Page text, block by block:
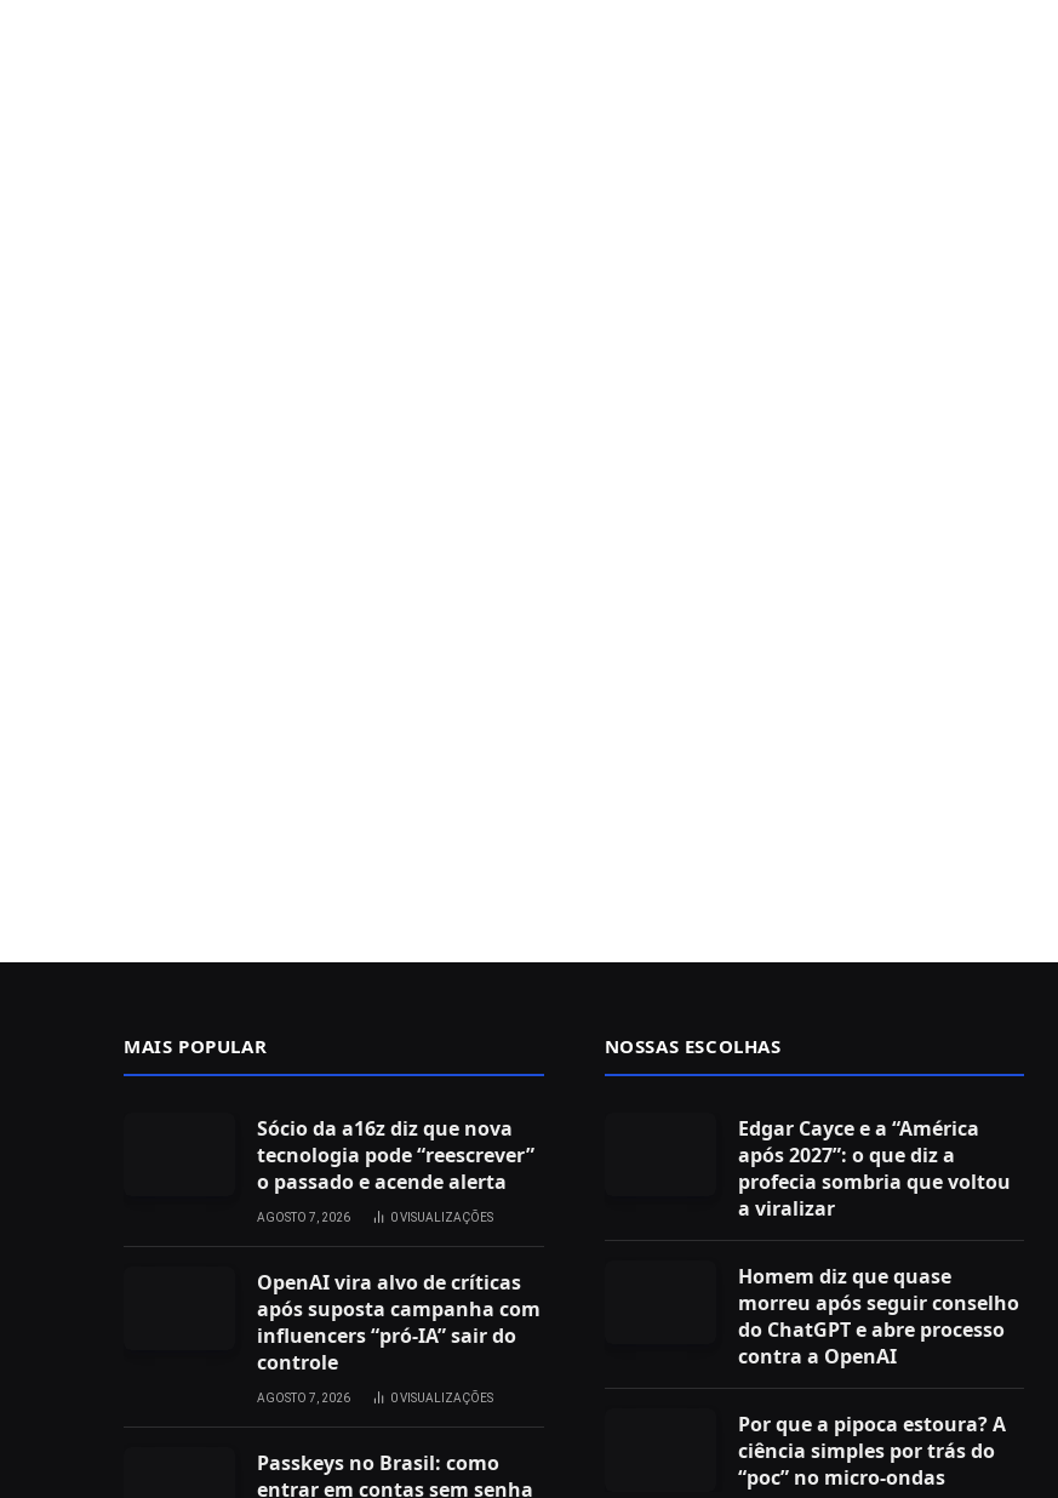
MAIS POPULAR
Sócio da a16z diz que nova
tecnologia pode “reescrever”
o passado e acende alerta
AGOSTO 7, 2026 0VISUALIZAÇÕES
OpenAI vira alvo de críticas
após suposta campanha com
influencers “pró-IA” sair do
controle
AGOSTO 7, 2026 0VISUALIZAÇÕES
Passkeys no Brasil: como
entrar em contas sem senha
NOSSAS ESCOLHAS
Edgar Cayce e a “América
após 2027”: o que diz a
profecia sombria que voltou
a viralizar
Homem diz que quase
morreu após seguir conselho
do ChatGPT e abre processo
contra a OpenAI
Por que a pipoca estoura? A
ciência simples por trás do
“poc” no micro-ondas